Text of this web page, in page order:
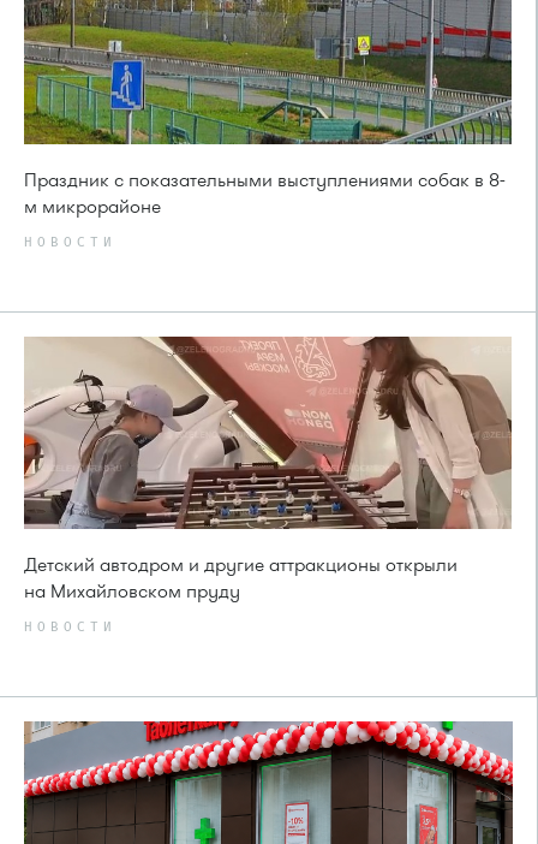
Праздник с показательными выступлениями собак в 8-
м микрорайоне
НОВОСТИ
Детский автодром и другие аттракционы открыли
на Михайловском пруду
НОВОСТИ